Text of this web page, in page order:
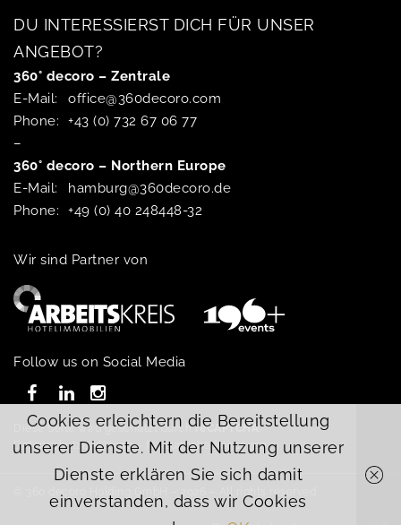
DU INTERESSIERST DICH FÜR UNSER
ANGEBOT?
360° decoro – Zentrale
E-Mail:
office@360decoro.com
Phone:
+43 (0) 732 67 06 77
–
360° decoro – Northern Europe
E-Mail:
hamburg@360decoro.de
Phone:
+49 (0) 40 248448-32
Wir sind Partner von
Follow us on Social Media
Diese Seite wird geschützt durchreCAPTCHA:
Datenschutzerklärung– Nutzungsbedingungen
© 360 decoro Holding GmbH – 2026 – All rights reserved.
Cookies erleichtern die Bereitstellung
unserer Dienste. Mit der Nutzung unserer
Dienste erklären Sie sich damit
einverstanden, dass wir Cookies